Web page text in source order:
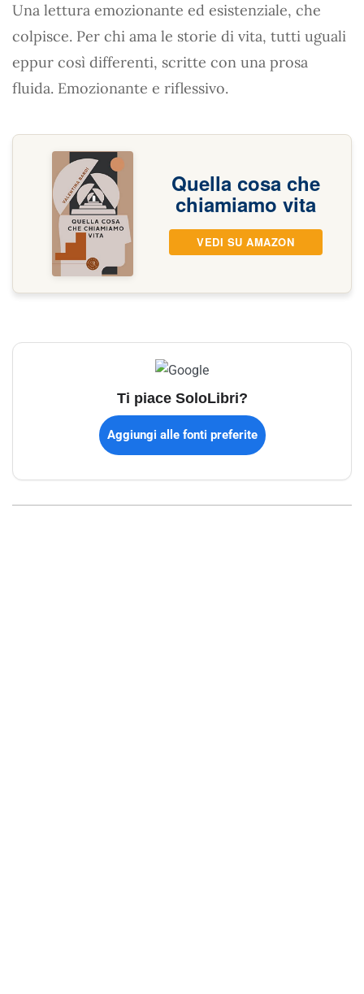
Una lettura emozionante ed esistenziale, che
colpisce. Per chi ama le storie di vita, tutti uguali
eppur così differenti, scritte con una prosa
fluida. Emozionante e riflessivo.
Quella cosa che
chiamiamo vita
VEDI SU AMAZON
Ti piace SoloLibri?
Aggiungi alle fonti preferite